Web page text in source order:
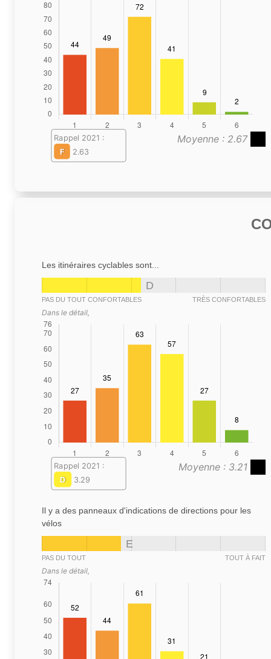
Moyenne : 2.67
Rappel 2021 :
F
2.63
Les itinéraires cyclables sont...
D
PAS DU TOUT CONFORTABLES TRÈS CONFORTABLES
Dans le détail,
Moyenne : 3.21
Rappel 2021 :
D
3.29
Il y a des panneaux d'indications de directions pour les
vélos
E
PAS DU TOUT TOUT À FAIT
Dans le détail,